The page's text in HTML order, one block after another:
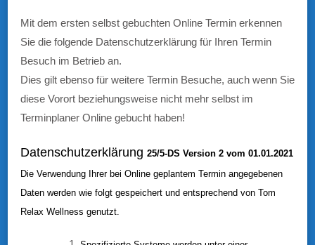
Mit dem ersten selbst gebuchten Online Termin erkennen
Sie die folgende Datenschutzerklärung für Ihren Termin
Besuch im Betrieb an.
Dies gilt ebenso für weitere Termin Besuche, auch wenn Sie
diese Vorort beziehungsweise nicht mehr selbst im
Terminplaner Online gebucht haben!
Datenschutzerklärung 25/5-DS Version 2 vom 01.01.2021
Die Verwendung Ihrer bei Online geplantem Termin angegebenen
Daten werden wie folgt gespeichert und entsprechend von Tom
Relax Wellness genutzt.